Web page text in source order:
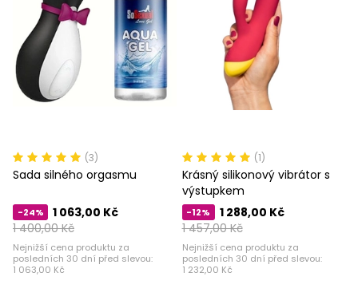
(3)
Sada silného orgasmu
-24%
1 400,00 Kč
1 063,00 Kč
Nejnižší cena produktu za
posledních 30 dní před slevou:
1 063,00 Kč
(1)
Krásný silikonový vibrátor s
výstupkem
-12%
1 457,00 Kč
1 288,00 Kč
Nejnižší cena produktu za
posledních 30 dní před slevou:
1 232,00 Kč